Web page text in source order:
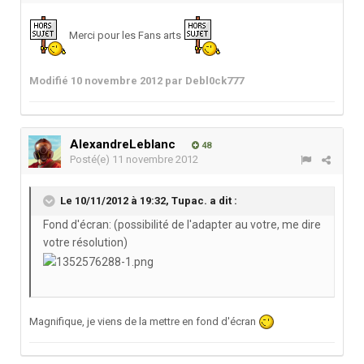
Merci pour les Fans arts
Modifié 10 novembre 2012 par Debl0ck777
AlexandreLeblanc 48
Posté(e) 11 novembre 2012
Le 10/11/2012 à 19:32, Tupac. a dit :
Fond d'écran: (possibilité de l'adapter au votre, me dire
votre résolution)
Magnifique, je viens de la mettre en fond d'écran